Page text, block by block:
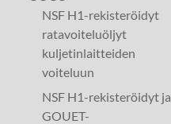
NSF H1-rekisteröidyt
ratavoiteluöljyt
kuljetinlaitteiden
voiteluun
NSF H1-rekisteröidyt ja
GOUET-